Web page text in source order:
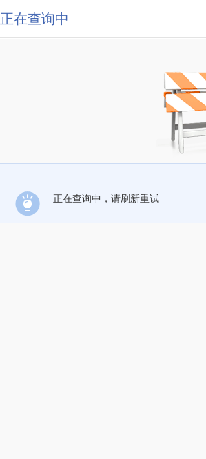
正在查询中
正在查询中，请刷新重试